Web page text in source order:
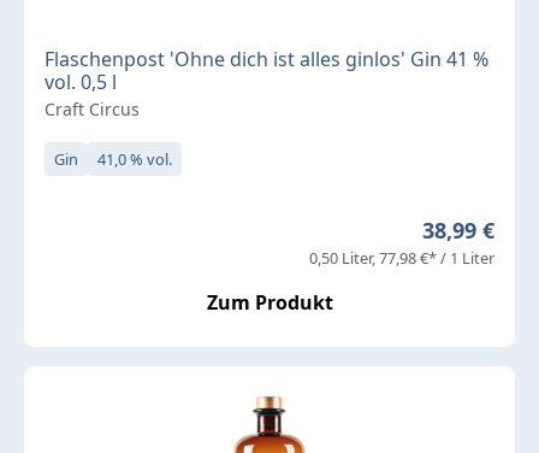
Flaschenpost 'Ohne dich ist alles ginlos' Gin 41 %
vol. 0,5 l
Craft Circus
Gin 41,0 % vol.
Regulärer
38,99 €
0,50 Liter 77,98 €* / 1 Liter
Zum Produkt